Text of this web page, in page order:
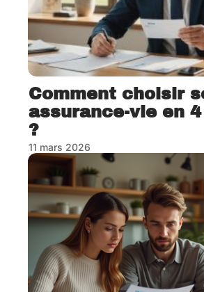
Comment choisir
assurance-vie en
?
11 mars 2026